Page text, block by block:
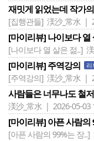
재밋게 읽었는데 작가
[집행관들] 渼沙_常水 |
[마이리뷰] 나이보다
[나이보다 열 살은 젊..]
[마이리뷰] 주역강의 리
[주역강의] 渼沙_常水 |
사람들은 너무나도 철
渼沙_常水 | 2026-05-03
[마이리뷰] 아픈 사람
[아픈 사람의 99%는 장..]